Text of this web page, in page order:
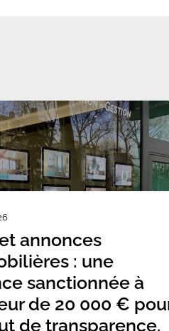
annonces
: une
sanctionnée à
de 20 000 €
de transparence.